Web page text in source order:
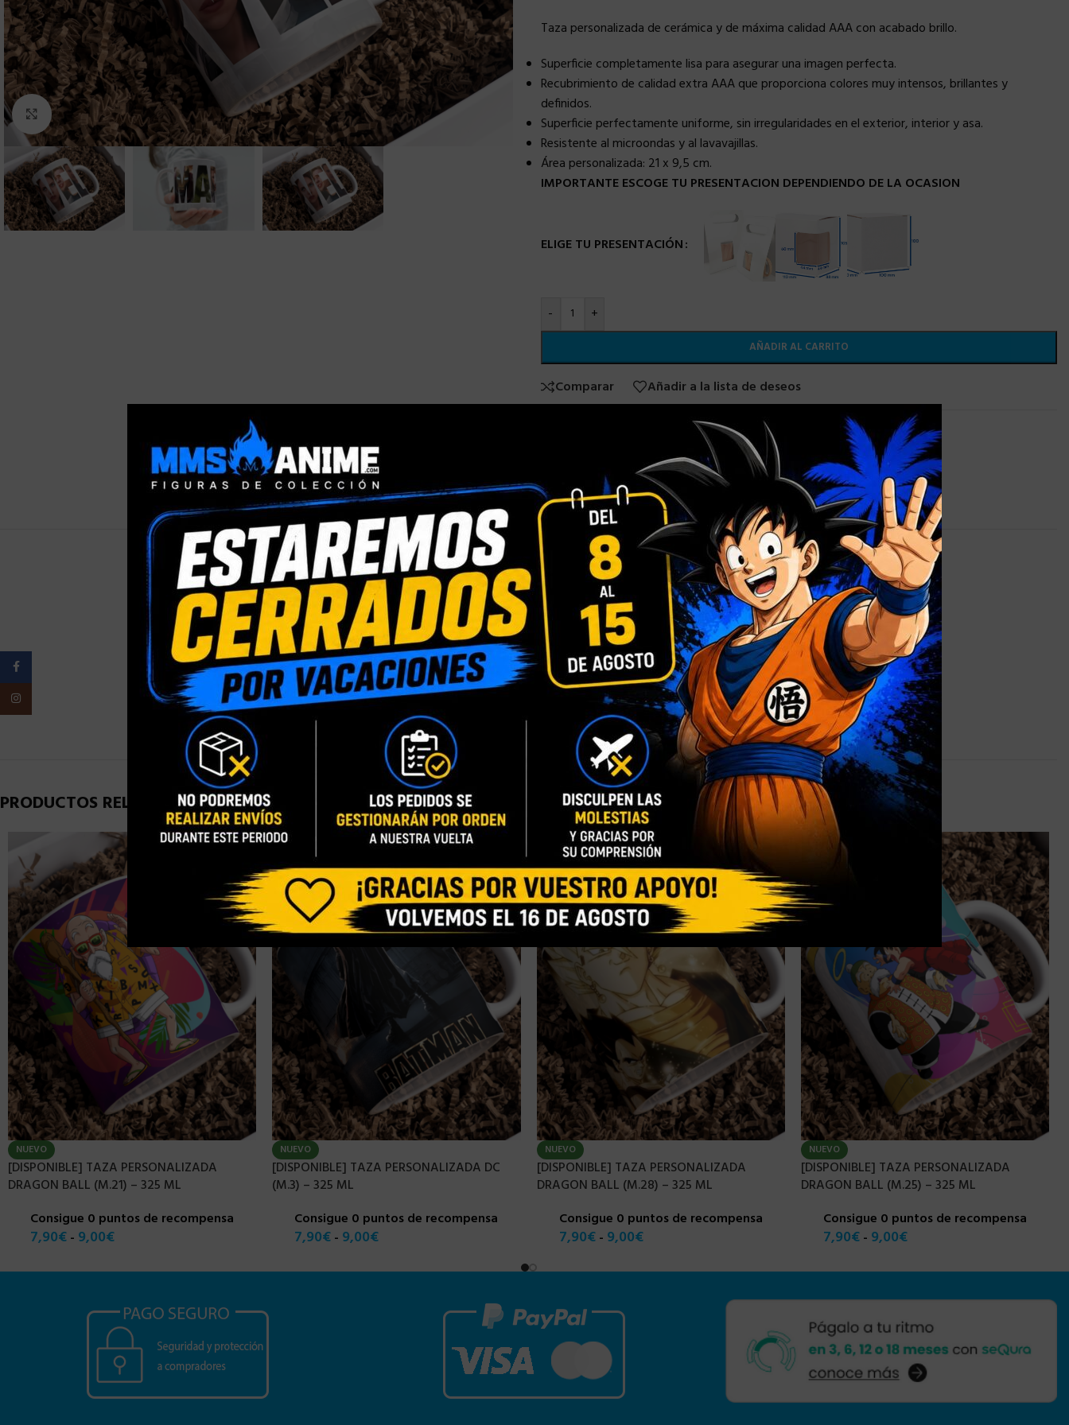
Clic para ampliar
Taza personalizada de cerámica y de máxima calidad AAA con acabado brillo.
Superficie completamente lisa para asegurar una imagen perfecta.
Recubrimiento de calidad extra AAA que proporciona colores muy intensos, brillantes y
definidos.
Superficie perfectamente uniforme, sin irregularidades en el exterior, interior y asa.
Resistente al microondas y al lavavajillas.
Área personalizada: 21 x 9,5 cm.
IMPORTANTE ESCOGE TU PRESENTACION DEPENDIENDO DE LA OCASION
ELIGE TU PRESENTACIÓN
- +
AÑADIR AL CARRITO
Comparar Añadir a la lista de deseos
TAZA MARVEL,TAZAS PERSONALIZADAS
Compartir:
INFORMACIÓN ADICIONAL
PESO 0,9 kg
ELIGE TU
PRESENTACIÓN
Blister Personalizado,Caja con Ventana Personalizada, Caja
Normal sin Ventana
PRODUCTOS RELACIONADOS
NUEVO
[DISPONIBLE] TAZA PERSONALIZADA
DRAGON BALL (M.21) – 325 ML
Consigue 0 puntos de recompensa
7,90€- 9,00€
NUEVO
[DISPONIBLE] TAZA PERSONALIZADA DC
(M.3) – 325 ML
Consigue 0 puntos de recompensa
7,90€- 9,00€
NUEVO
[DISPONIBLE] TAZA PERSONALIZADA
DRAGON BALL (M.28) – 325 ML
Consigue 0 puntos de recompensa
7,90€ - 9,00€
NUEVO
[DISPONIBLE] TAZA PERSONALIZADA
DRAGON BALL (M.25) – 325 ML
Consigue 0 puntos de recompensa
7,90€- 9,00€